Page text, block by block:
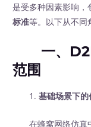
是受多种因素影响，
标准等。以下从不同
一、D2D
范围
1.基础场景下
在蜂窝网络仿真